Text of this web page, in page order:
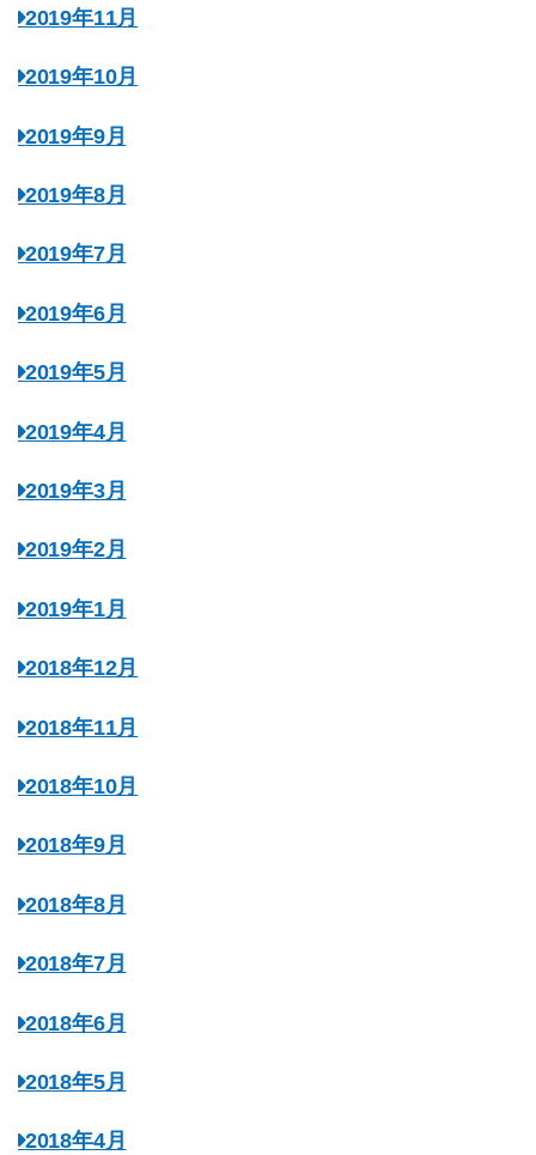
2019年11月
2019年10月
2019年9月
2019年8月
2019年7月
2019年6月
2019年5月
2019年4月
2019年3月
2019年2月
2019年1月
2018年12月
2018年11月
2018年10月
2018年9月
2018年8月
2018年7月
2018年6月
2018年5月
2018年4月